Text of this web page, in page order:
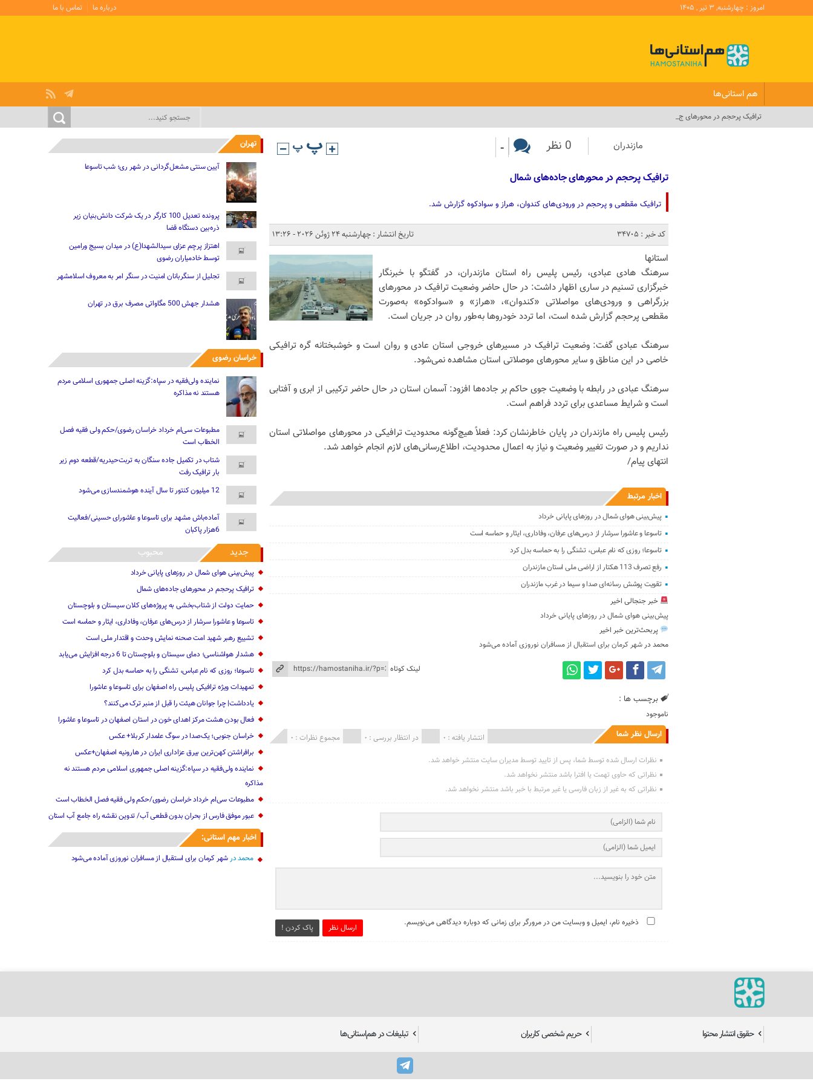
امروز : چهارشنبه, ۳ تیر , ۱۴۰۵ درباره ما تماس با ما
هم استانی‌ها
ترافیک پرحجم در محورهای جاده‌ها_
مازندران 0 نظر -
ترافیک پرحجم در محورهای جاده‌های شمال
ترافیک مقطعی و پرحجم در ورودی‌های کندوان، هراز و سوادکوه گزارش شد.
کد خبر : 34705
تاریخ انتشار : چهارشنبه 24 ژوئن 2026 - 13:26
استانها
سرهنگ هادی عبادی، رئیس پلیس راه استان مازندران، در گفتگو با خبرنگار
خبرگزاری تسنیم در ساری اظهار داشت: در حال حاضر وضعیت ترافیک در محورهای
بزرگراهی و ورودی‌های مواصلاتی «کندوان»، «هراز» و «سوادکوه» به‌صورت
مقطعی پرحجم گزارش شده است، اما تردد خودروها به‌طور روان در جریان است.
سرهنگ عبادی گفت: وضعیت ترافیک در مسیرهای خروجی استان عادی و روان است و خوشبختانه گره ترافیکی
خاصی در این مناطق و سایر محورهای موصلاتی استان مشاهده نمی‌شود.
سرهنگ عبادی در رابطه با وضعیت جوی حاکم بر جاده‌ها افزود: آسمان استان در حال حاضر ترکیبی از ابری و آفتابی
است و شرایط مساعدی برای تردد فراهم است.
رئیس پلیس راه مازندران در پایان خاطرنشان کرد: فعلاً هیچ‌گونه محدودیت ترافیکی در محورهای مواصلاتی استان
نداریم و در صورت تغییر وضعیت و نیاز به اعمال محدودیت، اطلاع‌رسانی‌های لازم انجام خواهد شد.
انتهای پیام/
اخبار مرتبط
پیش‌بینی هوای شمال در روزهای پایانی خرداد
تاسوعا و عاشورا سرشار از درس‌های عرفان، وفاداری، ایثار و حماسه است
تاسوعا؛ روزی که نام عباس، تشنگی را به حماسه بدل کرد
رفع تصرف 113 هکتار از اراضی ملی استان مازندران
تقویت پوشش رسانه‌ای صدا و سیما در غرب مازندران
خبر جنجالی اخیر
پیش‌بینی هوای شمال در روزهای پایانی خرداد
پربحث‌ترین خبر اخیر
محمد درشهر کرمان برای استقبال از مسافران نوروزی آماده می‌شود
لینک کوتاه
برچسب ها :
ناموجود
ارسال نظر شما مجموع نظرات : 0 در انتظار بررسی : 0 انتشار یافته : 0
نظرات ارسال شده توسط شما، پس از تایید توسط مدیران سایت منتشر خواهد شد.
نظراتی که حاوی تهمت یا افترا باشد منتشر نخواهد شد.
نظراتی که به غیر از زبان فارسی یا غیر مرتبط با خبر باشد منتشر نخواهد شد.
ارسال نظر پاک کردن ! ذخیره نام، ایمیل و وبسایت من در مرورگر برای زمانی که دوباره دیدگاهی می‌نویسم.
تهران
آیین سنتی مشعل‌گردانی در شهر ری؛ شب تاسوعا
پرونده تعدیل 100 کارگر در یک شرکت دانش‌بنیان زیر
ذره‌بین دستگاه قضا
اهتزاز پرچم عزای سیدالشهدا(ع) در میدان بسیج ورامین
توسط خادمیاران رضوی
تجلیل از سنگربانان امنیت در سنگر امر به معروف اسلامشهر
هشدار جهش 500 مگاواتی مصرف برق در تهران
خراسان رضوی
نماینده ولی‌فقیه در سپاه:گزینه اصلی جمهوری اسلامی مردم
هستند نه مذاکره
مطبوعات سی‌ام خرداد خراسان رضوی/حکم ولی فقیه فصل
الخطاب است
شتاب در تکمیل جاده سنگان به تربت‌حیدریه/قطعه دوم زیر
بار ترافیک رفت
12 میلیون کنتور تا سال آینده هوشمندسازی می‌شود
آماده‌باش مشهد برای تاسوعا و عاشورای حسینی/فعالیت
6هزار پاکبان
جدید محبوب
پیش‌بینی هوای شمال در روزهای پایانی خرداد
ترافیک پرحجم در محورهای جاده‌های شمال
حمایت دولت از شتاب‌بخشی به پروژه‌های کلان سیستان و بلوچستان
تاسوعا و عاشورا سرشار از درس‌های عرفان، وفاداری، ایثار و حماسه است
تشییع رهبر شهید امت صحنه نمایش وحدت و اقتدار ملی است
هشدار هواشناسی؛ دمای سیستان و بلوچستان تا 6 درجه افزایش می‌یابد
تاسوعا؛ روزی که نام عباس، تشنگی را به حماسه بدل کرد
تمهیدات ویژه ترافیکی پلیس راه اصفهان برای تاسوعا و عاشورا
یادداشت| چرا جوانان هیئت را قبل از منبر ترک می‌کنند؟
فعال بودن هشت مرکز اهدای خون در استان اصفهان در تاسوعا و عاشورا
خراسان جنوبی؛ یک‌صدا در سوگ علمدار کربلا+ عکس
برافراشتن کهن‌ترین بیرق عزاداری ایران در هارونیه اصفهان+عکس
نماینده ولی‌فقیه در سپاه:گزینه اصلی جمهوری اسلامی مردم هستند نه
مذاکره
مطبوعات سی‌ام خرداد خراسان رضوی/حکم ولی فقیه فصل الخطاب است
عبور موفق فارس از بحران بدون قطعی آب/ تدوین نقشه راه جامع آب استان
اخبار مهم استانی:
محمددرشهر کرمان برای استقبال از مسافران نوروزی آماده می‌شود
حقوق انتشار محتوا حریم شخصی کاربران تبلیغات در هم‌استانی‌ها